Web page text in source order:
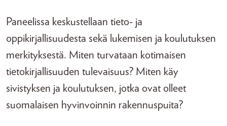
Paneelissa keskustellaan tieto- ja
oppikirjallisuudesta sekä lukemisen ja koulutuksen
merkityksestä. Miten turvataan kotimaisen
tietokirjallisuuden tulevaisuus? Miten käy
sivistyksen ja koulutuksen, jotka ovat olleet
suomalaisen hyvinvoinnin rakennuspuita?